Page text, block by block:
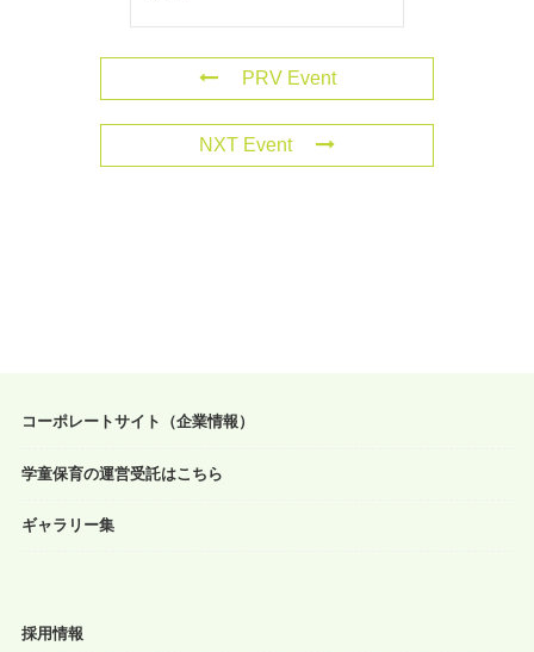
PRV Event
NXT Event
コーポレートサイト（企業情報）
学童保育の運営受託はこちら
ギャラリー集
採用情報